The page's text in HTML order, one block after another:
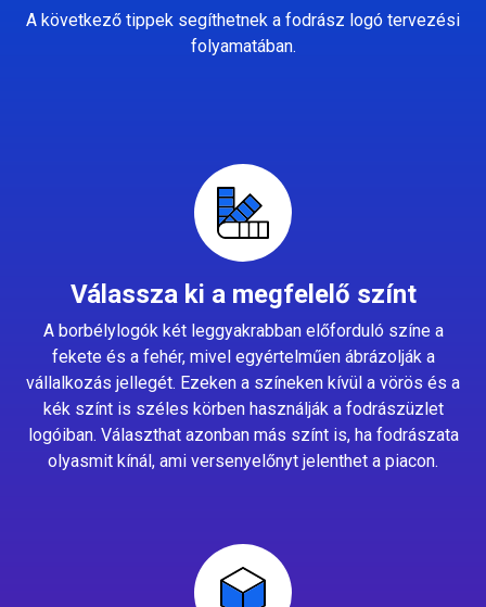
A következő tippek segíthetnek a fodrász logó tervezési
folyamatában.
Válassza ki a megfelelő színt
A borbélylogók két leggyakrabban előforduló színe a
fekete és a fehér, mivel egyértelműen ábrázolják a
vállalkozás jellegét. Ezeken a színeken kívül a vörös és a
kék színt is széles körben használják a fodrászüzlet
logóiban. Választhat azonban más színt is, ha fodrászata
olyasmit kínál, ami versenyelőnyt jelenthet a piacon.